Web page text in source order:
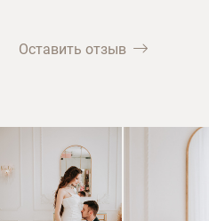
Оставить отзыв